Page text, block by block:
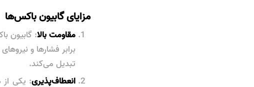
مزایای گابیون باکس‌ها
مقاومت بالا: گابیون
برابر فشارها و
تبدیل می‌کند.
انعطاف‌پذیری: یکی از